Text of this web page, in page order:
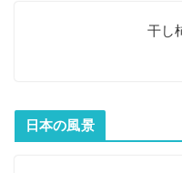
干し
日本の風景